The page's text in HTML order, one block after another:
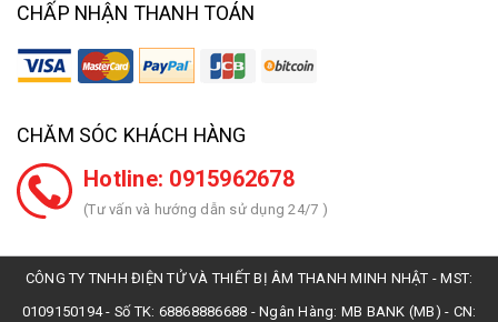
CHẤP NHẬN THANH TOÁN
CHĂM SÓC KHÁCH HÀNG
Hotline: 0915962678
(Tư vấn và hướng dẫn sử dụng 24/7 )
CÔNG TY TNHH ĐIỆN TỬ VÀ THIẾT BỊ ÂM THANH MINH NHẬT - MST:
0109150194 - Số TK: 68868886688 - Ngân Hàng: MB BANK (MB) - CN: